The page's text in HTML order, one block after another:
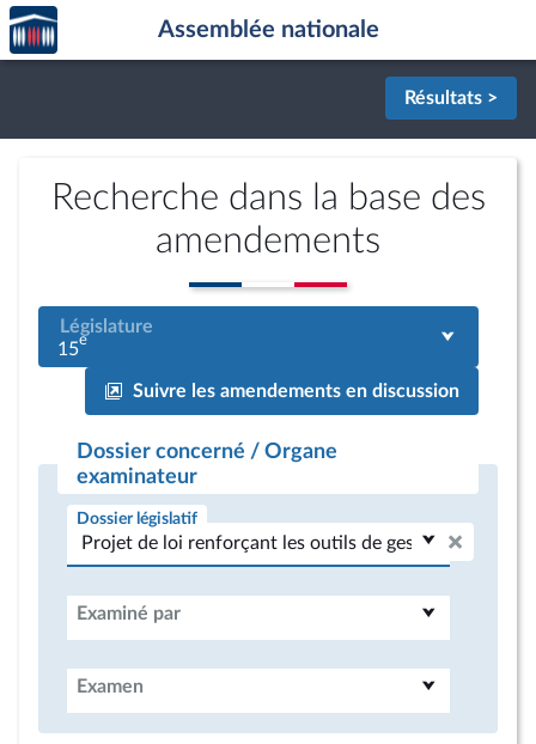
Aller au contenu
Aller en bas de la page
Accèder
à la
page
Assemblée nationale
Résultats >
Recherche dans la base des
amendements
Législature
15e
Suivre les amendements en discussion
Dossier concerné / Organe
examinateur
Dossier législatif
Examiné par
Examen